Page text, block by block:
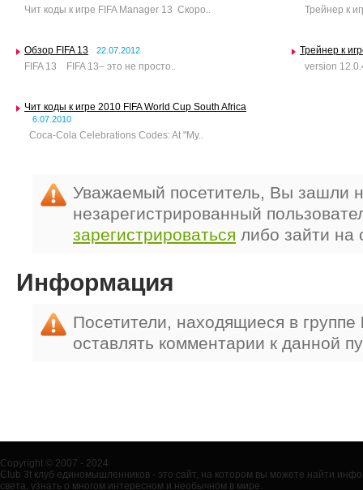
Чит коды к игре FIFA Manager 13 Скоро..
Трейнер к
Обзор FIFA 13 22.07.2012
FIFA 13 FIFA 13– это не просто..
Трейнер к
version
Чит коды к игре 2010 FIFA World Cup South Africa
6.07.2010
Coca-Cola Celebrations Codes: At "My..
Уважаемый посетитель, Вы зашли
незарегистрированный
зарегистрироваться либо зайти на
Информация
Посетители, находящиеся в группе
оставлять комментарии к данной
Copyright © 2007 - 2024
Club 3t клуб единомышленников - это сайт, на котором вы можете найти
света, узнать о многом интересном и необычном в мире.